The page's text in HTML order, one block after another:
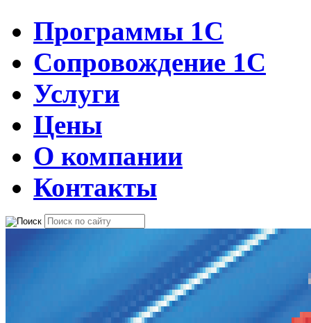
Программы 1С
Сопровождение 1С
Услуги
Цены
О компании
Контакты